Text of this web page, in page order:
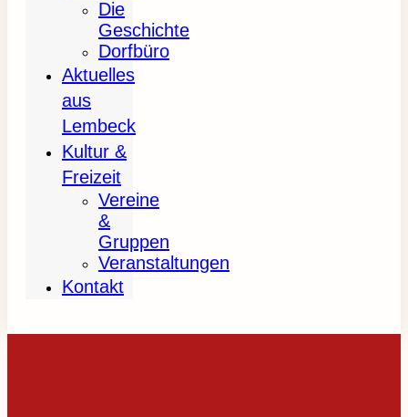
Die
Geschichte
Dorfbüro
Aktuelles
aus
Lembeck
Kultur &
Freizeit
Vereine
&
Gruppen
Veranstaltungen
Kontakt